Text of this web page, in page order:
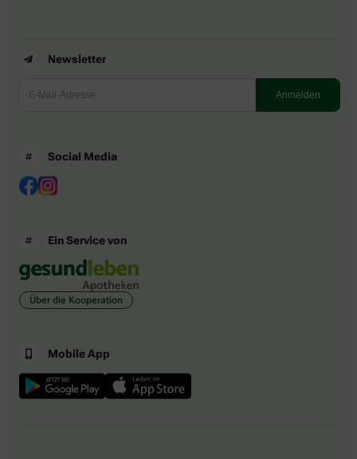
Newsletter
Social Media
Ein Service von
Über die Kooperation
Mobile App